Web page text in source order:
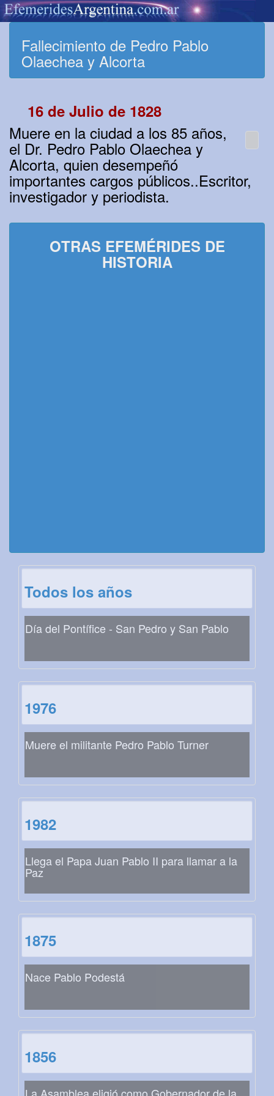
Fallecimiento de Pedro Pablo
Olaechea y Alcorta
16 de Julio de 1828
Muere en la ciudad a los 85 años,
el Dr. Pedro Pablo Olaechea y
Alcorta, quien desempeñó
importantes cargos públicos..Escritor,
investigador y periodista.
OTRAS EFEMÉRIDES DE
HISTORIA
Todos los años
Día del Pontífice - San Pedro y San Pablo
1976
Muere el militante Pedro Pablo Turner
1982
Llega el Papa Juan Pablo II para llamar a la
Paz
1875
Nace Pablo Podestá
1856